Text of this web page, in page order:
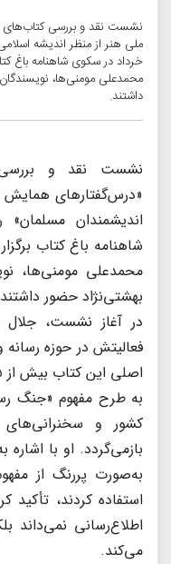
نشست نقد و بررسی
خرداد در سکوی شاهنامه باغ
محمدعلی مومنی‌ها،
داشتند.
نشست نقد و
«درس‌گفتارهای همایش
شاهنامه باغ کتاب
محمدعلی مومنی‌ها،
بهشتی‌نژاد حضور
در آغاز نشست، جلال
فعالیتش در حوزه
به طرح مفهوم «جنگ
بازمی‌گردد. او با اشاره
به‌صورت پررنگ از
استفاده کردند، تأکید
اطلاع‌رسانی نمی‌داند
می‌کند.